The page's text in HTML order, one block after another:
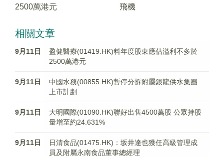
2500萬港元
飛機
相關文章
9月11日
盈健醫療(01419.HK)料年度股東應佔溢利不多於
2500萬港元
9月11日
中國水務(00855.HK)暫停分拆附屬銀龍供水集團
上市計劃
9月11日
大明國際(01090.HK)聯好出售4500萬股 公眾持股
量增至約24.631%
9月11日
日清食品(01475.HK)：坂井達也獲任高級管理成
員及附屬永南食品董事總經理